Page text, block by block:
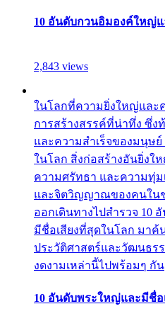
10 อันดับกวนอิมองค์ใหญ่
2,843 views
ในโลกที่ความยิ่งใหญ่และ
การสร้างสรรค์ที่น่าทึ่ง ซึ่ง
และความสำเร็จของมนุ
ในโลก สิ่งก่อสร้างอันยิ่งใ
ความศรัทธา และความทุ่
และจิตวิญญาณของคนในช
ออกเดินทางไปสำรวจ 10
มีชื่อเสียงที่สุดในโลก มา
ประวัติศาสตร์และวัฒนธร
งดงามเหล่านี้ไปพร้อมๆ กัน
10 อันดับพระใหญ่และมีชื่อ